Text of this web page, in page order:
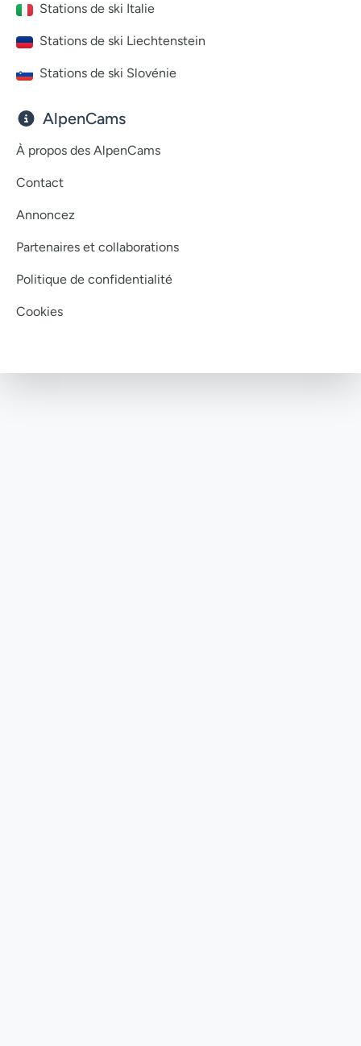
Stations de ski Italie
Stations de ski Liechtenstein
Stations de ski Slovénie
AlpenCams
À propos des AlpenCams
Contact
Annoncez
Partenaires et collaborations
Politique de confidentialité
Cookies